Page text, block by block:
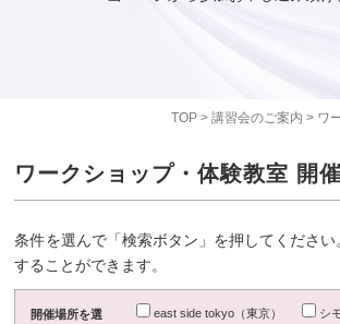
TOP> 講習会のご案内 > ワ
ワークショップ・体験教室 開
条件を選んで「検索ボタン」を押してくださ
することができます。
開催場所を選
east side tokyo（東京）
シ